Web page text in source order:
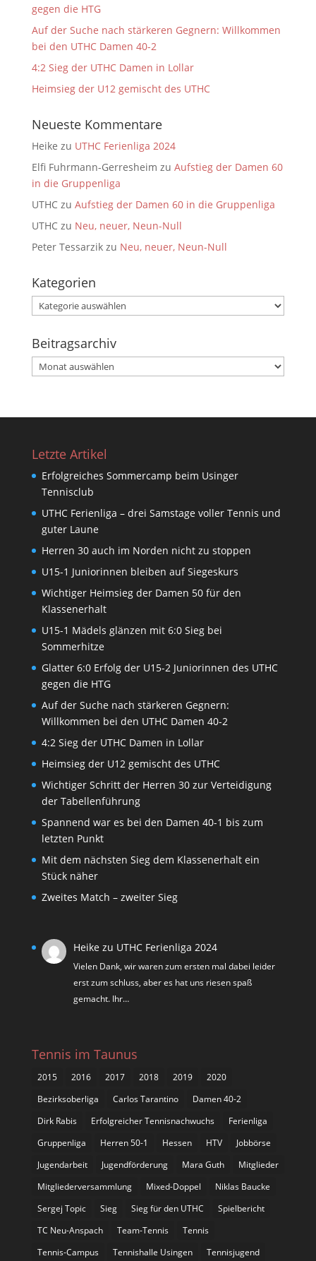
gegen die HTG
Auf der Suche nach stärkeren Gegnern: Willkommen
bei den UTHC Damen 40-2
4:2 Sieg der UTHC Damen in Lollar
Heimsieg der U12 gemischt des UTHC
Neueste Kommentare
Heike zu UTHC Ferienliga 2024
Elfi Fuhrmann-Gerresheim zu Aufstieg der Damen 60
in die Gruppenliga
UTHCzu Aufstieg der Damen 60 in die Gruppenliga
UTHCzu Neu, neuer, Neun-Null
Peter Tessarzikzu Neu, neuer, Neun-Null
Kategorien
Kategorien
Beitragsarchiv
Beitragsarchiv
Letzte Artikel
Erfolgreiches Sommercamp beim Usinger
Tennisclub
UTHC Ferienliga – drei Samstage voller Tennis und
guter Laune
Herren 30 auch im Norden nicht zu stoppen
U15-1 Juniorinnen bleiben auf Siegeskurs
Wichtiger Heimsieg der Damen 50 für den
Klassenerhalt
U15-1 Mädels glänzen mit 6:0 Sieg bei
Sommerhitze
Glatter 6:0 Erfolg der U15-2 Juniorinnen des UTHC
gegen die HTG
Auf der Suche nach stärkeren Gegnern:
Willkommen bei den UTHC Damen 40-2
4:2 Sieg der UTHC Damen in Lollar
Heimsieg der U12 gemischt des UTHC
Wichtiger Schritt der Herren 30 zur Verteidigung
der Tabellenführung
Spannend war es bei den Damen 40-1 bis zum
letzten Punkt
Mit dem nächsten Sieg dem Klassenerhalt ein
Stück näher
Zweites Match – zweiter Sieg
Heike zu UTHC Ferienliga 2024
Vielen Dank, wir waren zum ersten mal dabei leider
erst zum schluss, aber es hat uns riesen spaß
gemacht. Ihr…
Tennis im Taunus
2015 2016 2017 2018 2019
2020
Bezirksoberliga
Carlos Tarantino
Damen 40-2
Dirk Rabis
Erfolgreicher Tennisnachwuchs
Ferienliga
Gruppenliga
Herren 50-1 Hessen HTV
Jobbörse
Jugendarbeit
Jugendförderung Mara Guth
Mitglieder
Mitgliederversammlung
Mixed-Doppel
Niklas Baucke
Sergej Topic
Sieg Sieg für den UTHC
Spielbericht
TC Neu-Anspach
Team-Tennis
Tennis
Tennis-Campus
Tennishalle Usingen Tennisjugend